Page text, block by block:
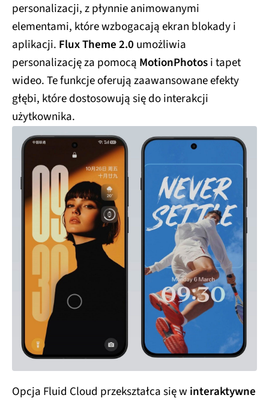
personalizacji, z płynnie animowanymi
elementami, które wzbogacają ekran blokady i
aplikacji. Flux Theme 2.0 umożliwia
personalizację za pomocą MotionPhotosi tapet
wideo. Te funkcje oferują zaawansowane efekty
głębi, które dostosowują się do interakcji
użytkownika.
Opcja Fluid Cloud przekształca się w interaktywne